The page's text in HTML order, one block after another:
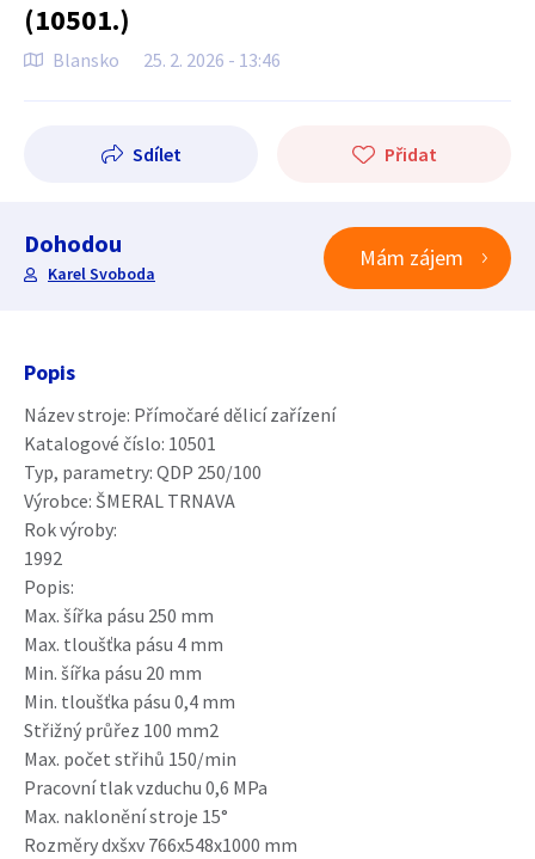
(10501.)
Blansko 25. 2. 2026 - 13:46
Sdílet Přidat
Dohodou
Karel Svoboda
Mám zájem
Popis
Název stroje: Přímočaré dělicí zařízení
Katalogové číslo: 10501
Typ, parametry: QDP 250/100
Výrobce: ŠMERAL TRNAVA
Rok výroby:
1992
Popis:
Max. šířka pásu 250 mm
Max. tloušťka pásu 4 mm
Min. šířka pásu 20 mm
Min. tloušťka pásu 0,4 mm
Střižný průřez 100 mm2
Max. počet střihů 150/min
Pracovní tlak vzduchu 0,6 MPa
Max. naklonění stroje 15°
Rozměry dxšxv 766x548x1000 mm